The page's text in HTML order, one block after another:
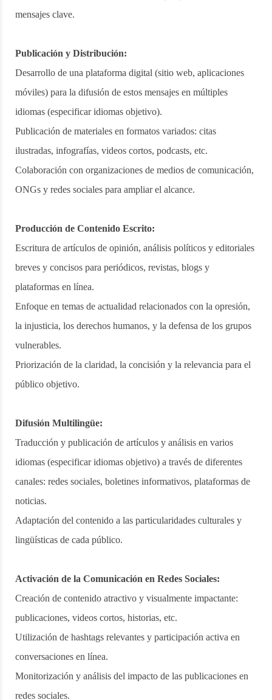
mensajes clave.
Publicación y Distribución:
Desarrollo de una plataforma digital (sitio web, aplicaciones
móviles) para la difusión de estos mensajes en múltiples
idiomas (especificar idiomas objetivo).
Publicación de materiales en formatos variados: citas
ilustradas, infografías, videos cortos, podcasts, etc.
Colaboración con organizaciones de medios de comunicación,
ONGs y redes sociales para ampliar el alcance.
Producción de Contenido Escrito:
Escritura de artículos de opinión, análisis políticos y editoriales
breves y concisos para periódicos, revistas, blogs y
plataformas en línea.
Enfoque en temas de actualidad relacionados con la opresión,
la injusticia, los derechos humanos, y la defensa de los grupos
vulnerables.
Priorización de la claridad, la concisión y la relevancia para el
público objetivo.
Difusión Multilingüe:
Traducción y publicación de artículos y análisis en varios
idiomas (especificar idiomas objetivo) a través de diferentes
canales: redes sociales, boletines informativos, plataformas de
noticias.
Adaptación del contenido a las particularidades culturales y
lingüísticas de cada público.
Activación de la Comunicación en Redes Sociales:
Creación de contenido atractivo y visualmente impactante:
publicaciones, videos cortos, historias, etc.
Utilización de hashtags relevantes y participación activa en
conversaciones en línea.
Monitorización y análisis del impacto de las publicaciones en
redes sociales.